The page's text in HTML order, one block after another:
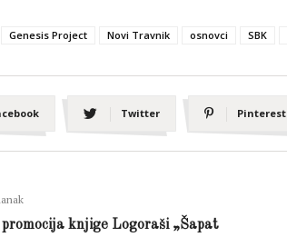
Genesis Project Novi Travnik osnovci SBK
Twitter Pinterest
knjige Logoraši „Šapat